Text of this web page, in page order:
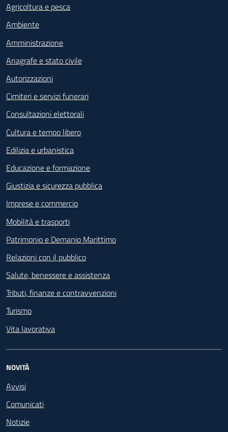
Agricoltura e pesca
Ambiente
Amministrazione
Anagrafe e stato civile
Autorizzazioni
Cimiteri e servizi funerari
Consultazioni elettorali
Cultura e tempo libero
Edilizia e urbanistica
Educazione e formazione
Giustizia e sicurezza pubblica
Imprese e commercio
Mobilità e trasporti
Patrimonio e Demanio Marittimo
Relazioni con il pubblico
Salute, benessere e assistenza
Tributi, finanze e contravvenzioni
Turismo
Vita lavorativa
NOVITÀ
Avvisi
Comunicati
Notizie